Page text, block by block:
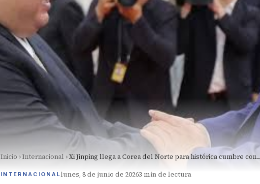
Inicio ›Internacional ›Xi Jinping llega a Corea del Norte para histórica cumbre con...
INTERNACIONALlunes, 8 de junio de 20263 min de lectura